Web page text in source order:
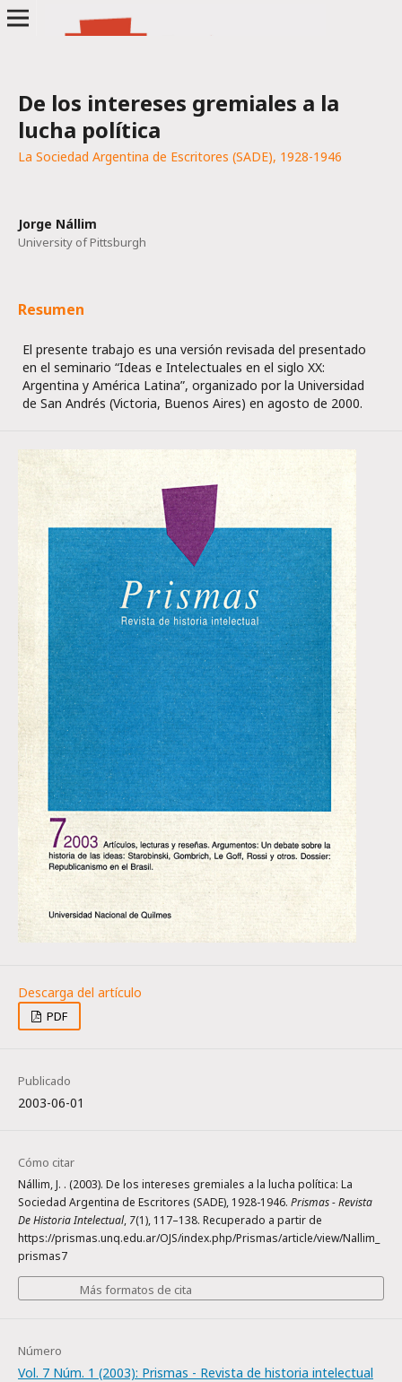
De los intereses gremiales a la
lucha política
La Sociedad Argentina de Escritores (SADE), 1928-1946
Jorge Nállim
University of Pittsburgh
Resumen
El presente trabajo es una versión revisada del presentado
en el seminario “Ideas e Intelectuales en el siglo XX:
Argentina y América Latina”, organizado por la Universidad
de San Andrés (Victoria, Buenos Aires) en agosto de 2000.
PDF
Publicado
2003-06-01
Cómo citar
Nállim, J. . (2003). De los intereses gremiales a la lucha política: La
Sociedad Argentina de Escritores (SADE), 1928-1946. Prismas - Revista
De Historia Intelectual, 7(1), 117–138. Recuperado a partir de
https://prismas.unq.edu.ar/OJS/index.php/Prismas/article/view/Nallim_
prismas7
Más formatos de cita
Número
Vol. 7 Núm. 1 (2003): Prismas - Revista de historia intelectual